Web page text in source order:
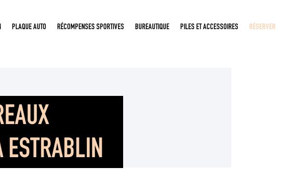
PLAQUE AUTO RÉCOMPENSES SPORTIVES BUREAUTIQUE PILES ET ACCESSOIRES RÉSERVER
ESTRABLIN